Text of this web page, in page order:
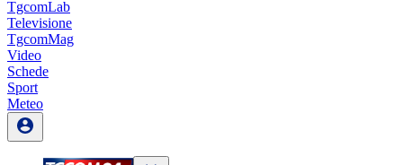
TgcomLab
Televisione
TgcomMag
Video
Schede
Sport
Meteo